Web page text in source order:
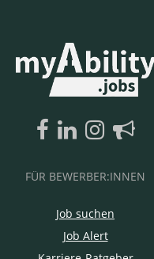
FÜR BEWERBER:INNEN
Job suchen
Job Alert